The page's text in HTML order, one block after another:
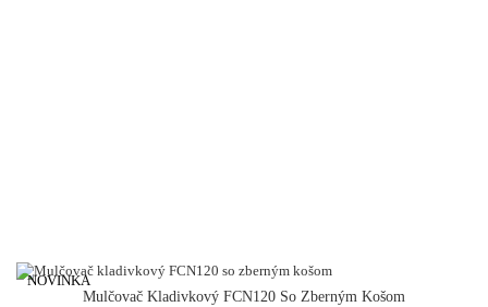
Mulčovač Kladivkový FCN120 So Zberným Košom
NOVINKA